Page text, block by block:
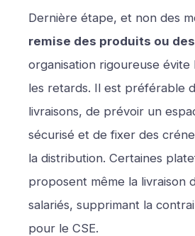
Dernière étape, et non des
remise des produits ou
organisation rigoureuse évite
les retards. Il est préférable
livraisons, de prévoir un
sécurisé et de fixer des
la distribution. Certaines
proposent même la livraison
salariés, supprimant la
pour le CSE.